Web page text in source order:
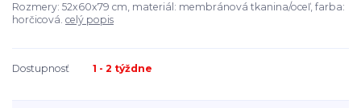
Rozmery: 52x60x79 cm, materiál: membránová tkanina/oceľ, farba:
horčicová. celý popis
Dostupnosť 1 - 2 týždne